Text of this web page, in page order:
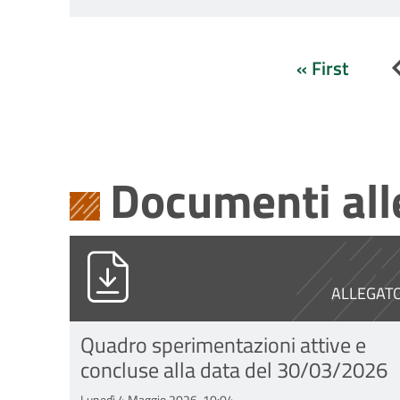
Prima
« First
Documenti
Copia di
Quadro sperimentazioni attive e
concluse alla data del 30/03/2026